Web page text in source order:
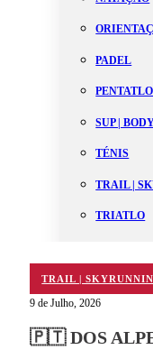
PADEL
SUP |
TÉNIS
TRAIL |
TRIATLO
Aluguer
TRAIL |
9 de Julho, 2026
🇵🇹 DOS